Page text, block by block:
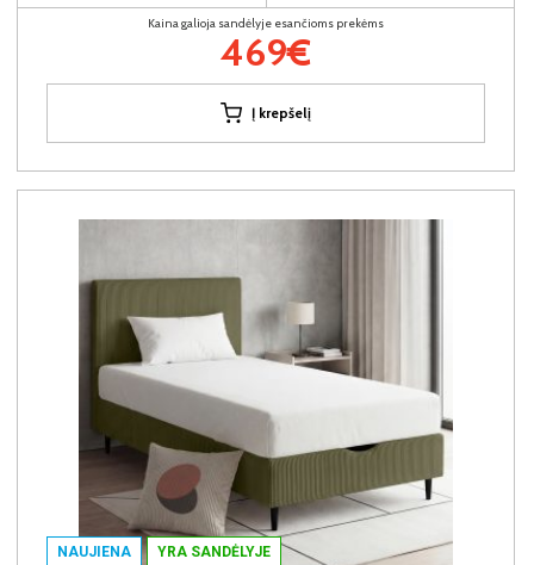
Kaina galioja sandėlyje esančioms prekėms
469€
Į krepšelį
NAUJIENA YRA SANDĖLYJE